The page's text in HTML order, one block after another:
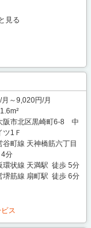
見る
～9,020円/月
阪市北区黒崎町6-8 中
ツ1Ｆ
谷町線 天神橋筋六丁目
分
環状線 天満駅 徒歩 5分
堺筋線 扇町駅 徒歩 6分
ス